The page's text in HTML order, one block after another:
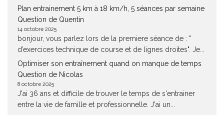
Plan entrainement 5 km à 18 km/h, 5 séances par semaine
Question de Quentin
14 octobre 2025
bonjour, vous parlez lors de la premiere séance de : "
d’exercices technique de course et de lignes droites". Je...
Optimiser son entraînement quand on manque de temps
Question de Nicolas
8 octobre 2025
J'ai 36 ans et difficile de trouver le temps de s'entrainer
entre la vie de famille et professionnelle. J'ai un...